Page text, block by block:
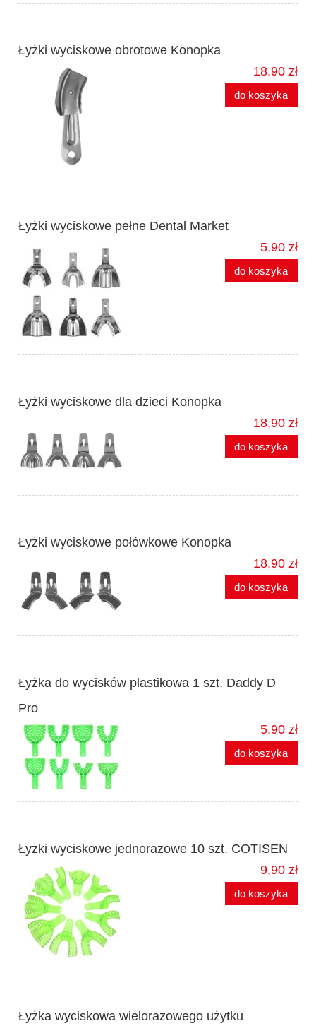
Łyżki wyciskowe obrotowe Konopka
18,90 zł
do koszyka
Łyżki wyciskowe pełne Dental Market
5,90 zł
do koszyka
Łyżki wyciskowe dla dzieci Konopka
18,90 zł
do koszyka
Łyżki wyciskowe połówkowe Konopka
18,90 zł
do koszyka
Łyżka do wycisków plastikowa 1 szt. Daddy D
Pro
5,90 zł
do koszyka
Łyżki wyciskowe jednorazowe 10 szt. COTISEN
9,90 zł
do koszyka
Łyżka wyciskowa wielorazowego użytku